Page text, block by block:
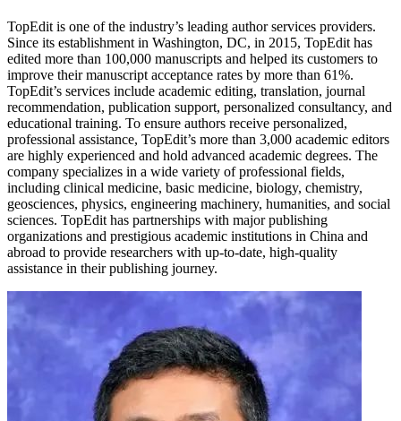
TopEdit is one of the industry’s leading author services providers.
Since its establishment in Washington, DC, in 2015, TopEdit has
edited more than 100,000 manuscripts and helped its customers to
improve their manuscript acceptance rates by more than 61%.
TopEdit’s services include academic editing, translation, journal
recommendation, publication support, personalized consultancy, and
educational training. To ensure authors receive personalized,
professional assistance, TopEdit’s more than 3,000 academic editors
are highly experienced and hold advanced academic degrees. The
company specializes in a wide variety of professional fields,
including clinical medicine, basic medicine, biology, chemistry,
geosciences, physics, engineering machinery, humanities, and social
sciences. TopEdit has partnerships with major publishing
organizations and prestigious academic institutions in China and
abroad to provide researchers with up-to-date, high-quality
assistance in their publishing journey.